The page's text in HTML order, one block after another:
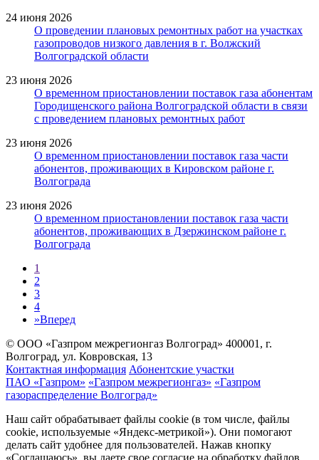
24 июня 2026
О проведении плановых ремонтных работ на участках
газопроводов низкого давления в г. Волжский
Волгоградской области
23 июня 2026
О временном приостановлении поставок газа абонентам
Городищенского района Волгоградской области в связи
с проведением плановых ремонтных работ
23 июня 2026
О временном приостановлении поставок газа части
абонентов, проживающих в Кировском районе г.
Волгограда
23 июня 2026
О временном приостановлении поставок газа части
абонентов, проживающих в Дзержинском районе г.
Волгограда
1
2
3
4
»Вперед
© ООО «Газпром межрегионгаз Волгоград» 400001, г.
Волгоград, ул. Ковровская, 13
Контактная информация Абонентские участки
ПАО «Газпром» «Газпром межрегионгаз» «Газпром
газораспределение Волгоград»
Наш сайт обрабатывает файлы cookie (в том числе, файлы
cookie, используемые «Яндекс-метрикой»). Они помогают
делать сайт удобнее для пользователей. Нажав кнопку
«Соглашаюсь», вы даете свое согласие на обработку файлов